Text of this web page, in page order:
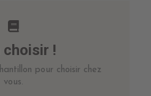
choisir !
pour choisir chez
vous.